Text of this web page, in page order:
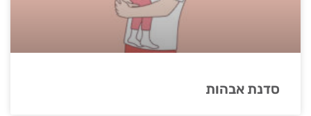
סדנת אבהות